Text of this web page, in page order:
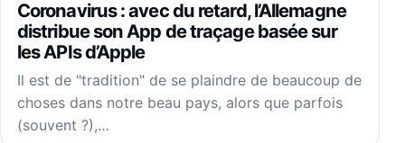
Coronavirus : avec du retard, l’Allemagne
distribue son App de traçage basée sur
les APIs d’Apple
Il est de "tradition" de se plaindre de beaucoup de
choses dans notre beau pays, alors que parfois
(souvent ?),…